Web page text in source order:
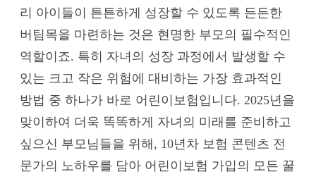
리 아이들이 튼튼하게 성장할 수 있도록 든든한
버팀목을 마련하는 것은 현명한 부모의 필수적인
역할이죠. 특히 자녀의 성장 과정에서 발생할 수
있는 크고 작은 위험에 대비하는 가장 효과적인
방법 중 하나가 바로 어린이보험입니다. 2025년을
맞이하여 더욱 똑똑하게 자녀의 미래를 준비하고
싶으신 부모님들을 위해, 10년차 보험 콘텐츠 전
문가의 노하우를 담아 어린이보험 가입의 모든 꿀